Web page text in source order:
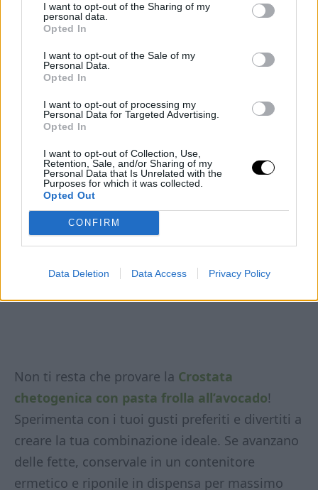
I want to opt-out of the Sharing of my
personal data.
Opted In
I want to opt-out of the Sale of my
Personal Data.
Opted In
I want to opt-out of processing my
Personal Data for Targeted Advertising.
Opted In
I want to opt-out of Collection, Use,
Retention, Sale, and/or Sharing of my
Personal Data that Is Unrelated with the
Purposes for which it was collected.
Opted Out
CONFIRM
Data Deletion Data Access Privacy Policy
Intreccia le listarelle ottenute e poi
tagliato a pezzetti, i mirtilli e le
nocciole leggermente schiacciate.
Cuoci in forno caldo a 180° statico
ben dorato.
Lascia raffreddare e cospargi di
eritritolo a velo.
Non ti resta che provare la Crostata
chetogenica con pasta frolla all’avocado!
Sperimenta con i tuoi gusti preferiti e divertiti a
creare la tua combinazione ideale. Se avanzano
delle fette, conservale in un contenitore
ermetico e riponile in dispensa per massimo